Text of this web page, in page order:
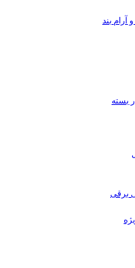
بند
بسته
برقی